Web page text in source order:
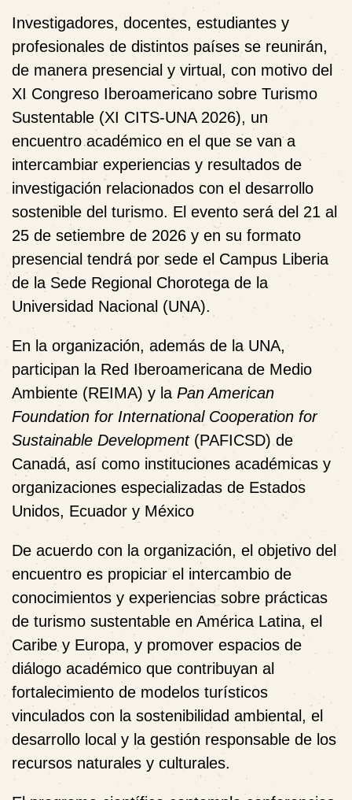
Investigadores, docentes, estudiantes y
profesionales de distintos países se reunirán,
de manera presencial y virtual, con motivo del
XI Congreso Iberoamericano sobre Turismo
Sustentable (XI CITS-UNA 2026), un
encuentro académico en el que se van a
intercambiar experiencias y resultados de
investigación relacionados con el desarrollo
sostenible del turismo. El evento será del 21 al
25 de setiembre de 2026 y en su formato
presencial tendrá por sede el Campus Liberia
de la Sede Regional Chorotega de la
Universidad Nacional (UNA).
En la organización, además de la UNA,
participan la Red Iberoamericana de Medio
Ambiente (REIMA) y laPan American
Foundation for International Cooperation for
Sustainable Development (PAFICSD) de
Canadá, así como instituciones académicas y
organizaciones especializadas de Estados
Unidos, Ecuador y México
De acuerdo con la organización, el objetivo del
encuentro es propiciar el intercambio de
conocimientos y experiencias sobre prácticas
de turismo sustentable en América Latina, el
Caribe y Europa, y promover espacios de
diálogo académico que contribuyan al
fortalecimiento de modelos turísticos
vinculados con la sostenibilidad ambiental, el
desarrollo local y la gestión responsable de los
recursos naturales y culturales.